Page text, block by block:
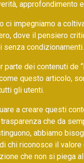
approfondimento
ci impegniamo a
dove il pensiero
senza condizionamenti.
parte dei contenuti de
questo articolo,
gli utenti.
a creare questi
che da
abbiamo
chi riconosce il valore
che non si piega